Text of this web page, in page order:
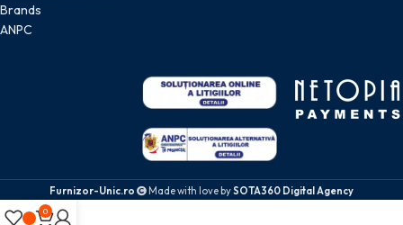
Brands
ANPC
Furnizor-Unic.ro Made with love bySOTA360 Digital Agency
0